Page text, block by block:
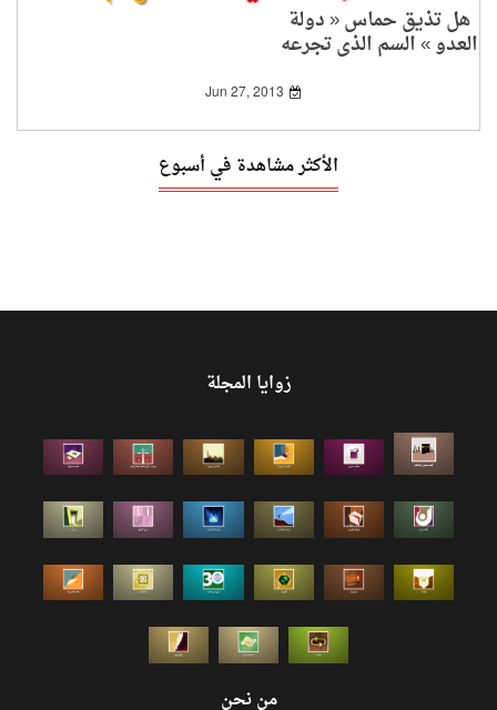
هل تذيق حماس « دولة
العدو » السم الذي تجرعه
الخميني؟!
Jun 27, 2013
الأكثر مشاهدة في أسبوع
زوايا المجلة
من نحن